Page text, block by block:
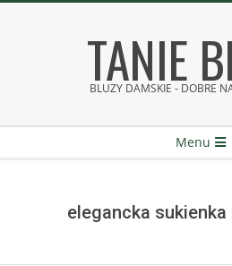
TANIE
BLUZY DAMSKIE - DOBRE
Menu
elegancka